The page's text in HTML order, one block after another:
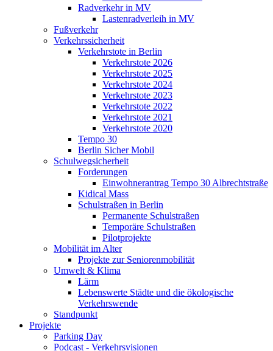
Radverkehr in MV
Lastenradverleih in MV
Fußverkehr
Verkehrssicherheit
Verkehrstote in Berlin
Verkehrstote 2026
Verkehrstote 2025
Verkehrstote 2024
Verkehrstote 2023
Verkehrstote 2022
Verkehrstote 2021
Verkehrstote 2020
Tempo 30
Berlin Sicher Mobil
Schulwegsicherheit
Forderungen
Einwohnerantrag Tempo 30 Albrechtstraße
Kidical Mass
Schulstraßen in Berlin
Permanente Schulstraßen
Temporäre Schulstraßen
Pilotprojekte
Mobilität im Alter
Projekte zur Seniorenmobilität
Umwelt & Klima
Lärm
Lebenswerte Städte und die ökologische
Verkehrswende
Standpunkt
Projekte
Parking Day
Podcast - Verkehrsvisionen